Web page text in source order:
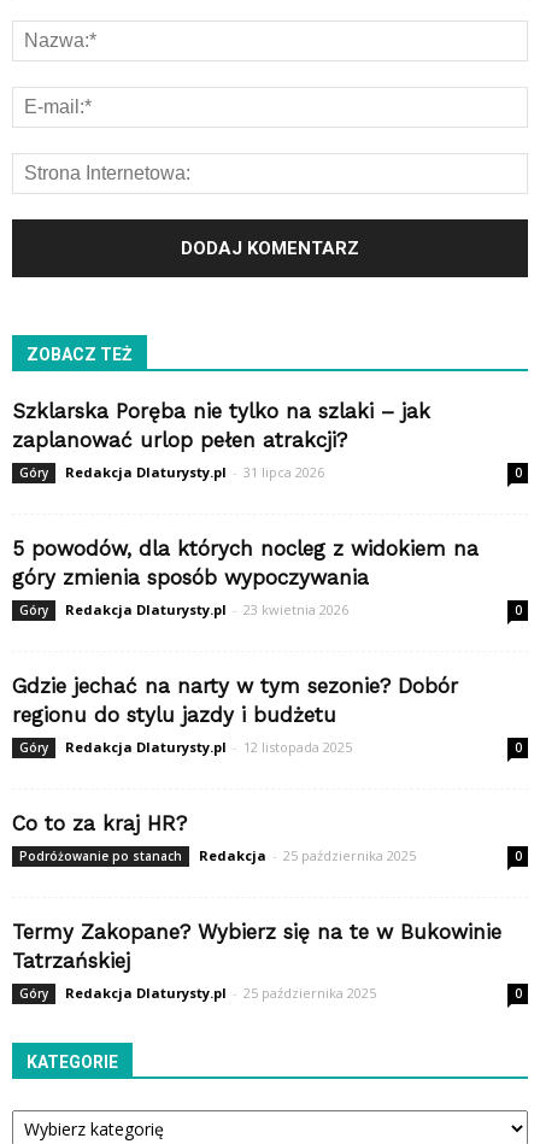
ZOBACZ TEŻ
Szklarska Poręba nie tylko na szlaki – jak
zaplanować urlop pełen atrakcji?
Góry Redakcja Dlaturysty.pl - 31 lipca 2026 0
5 powodów, dla których nocleg z widokiem na
góry zmienia sposób wypoczywania
Góry Redakcja Dlaturysty.pl - 23 kwietnia 2026 0
Gdzie jechać na narty w tym sezonie? Dobór
regionu do stylu jazdy i budżetu
Góry Redakcja Dlaturysty.pl - 12 listopada 2025 0
Co to za kraj HR?
Podróżowanie po stanach Redakcja - 25 października 2025 0
Termy Zakopane? Wybierz się na te w Bukowinie
Tatrzańskiej
Góry Redakcja Dlaturysty.pl - 25 października 2025 0
KATEGORIE
Kategorie